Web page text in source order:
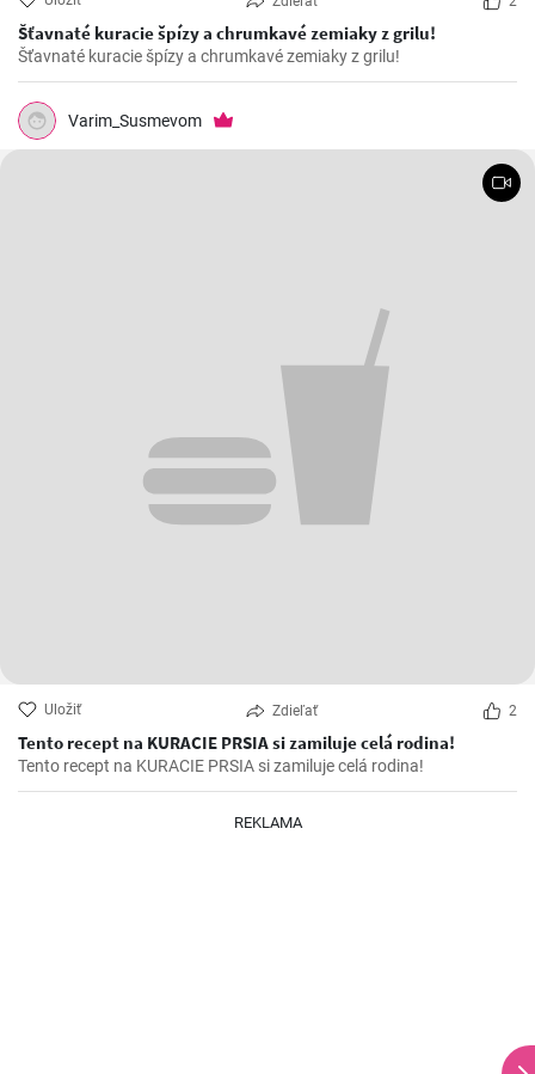
Šťavnaté kuracie špízy a chrumkavé zemiaky z grilu!
Šťavnaté kuracie špízy a chrumkavé zemiaky z grilu!
Varim_Susmevom
Uložiť Zdieľať 2
Tento recept na KURACIE PRSIA si zamiluje celá rodina!
Tento recept na KURACIE PRSIA si zamiluje celá rodina!
REKLAMA